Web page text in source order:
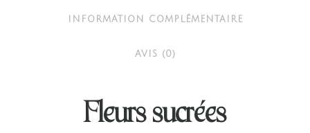
INFORMATION COMPLÉMENTAIRE
AVIS (0)
Fleurs sucrées